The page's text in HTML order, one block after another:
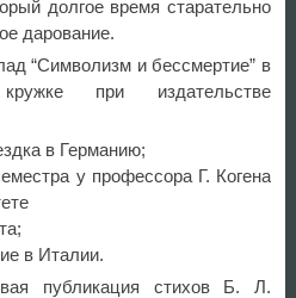
долгое время старательно
дарование.
“Символизм и бессмертие” в
кружке при издательстве
в Германию;
у профессора Г. Когена
в Италии.
публикация стихов Б. Л.